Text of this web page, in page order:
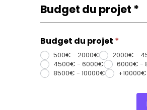
Budget du projet *
Budget du projet *
500€ - 2000€
2000€ -
4500€ - 6000€
6000€ -
8500€ - 10000€
+10000€